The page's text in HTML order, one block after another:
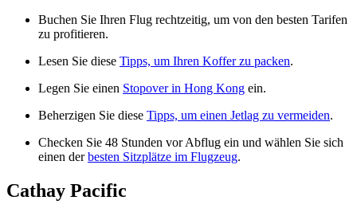
Buchen Sie Ihren Flug rechtzeitig, um von den besten Tarifen
zu profitieren.
Lesen Sie diese Tipps, um Ihren Koffer zu packen.
Legen Sie einen Stopover in Hong Kong ein.
Beherzigen Sie diese Tipps, um einen Jetlag zu vermeiden.
Checken Sie 48 Stunden vor Abflug ein und wählen Sie sich
einen derbesten Sitzplätze im Flugzeug.
Cathay Pacific